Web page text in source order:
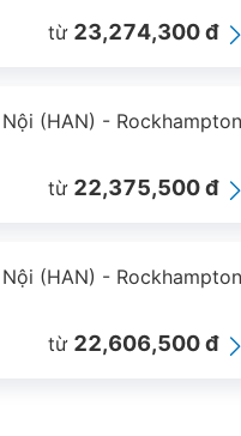
từ 23,274,300 đ
(HAN) -
từ 22,375,500 đ
(HAN) -
từ 22,606,500 đ